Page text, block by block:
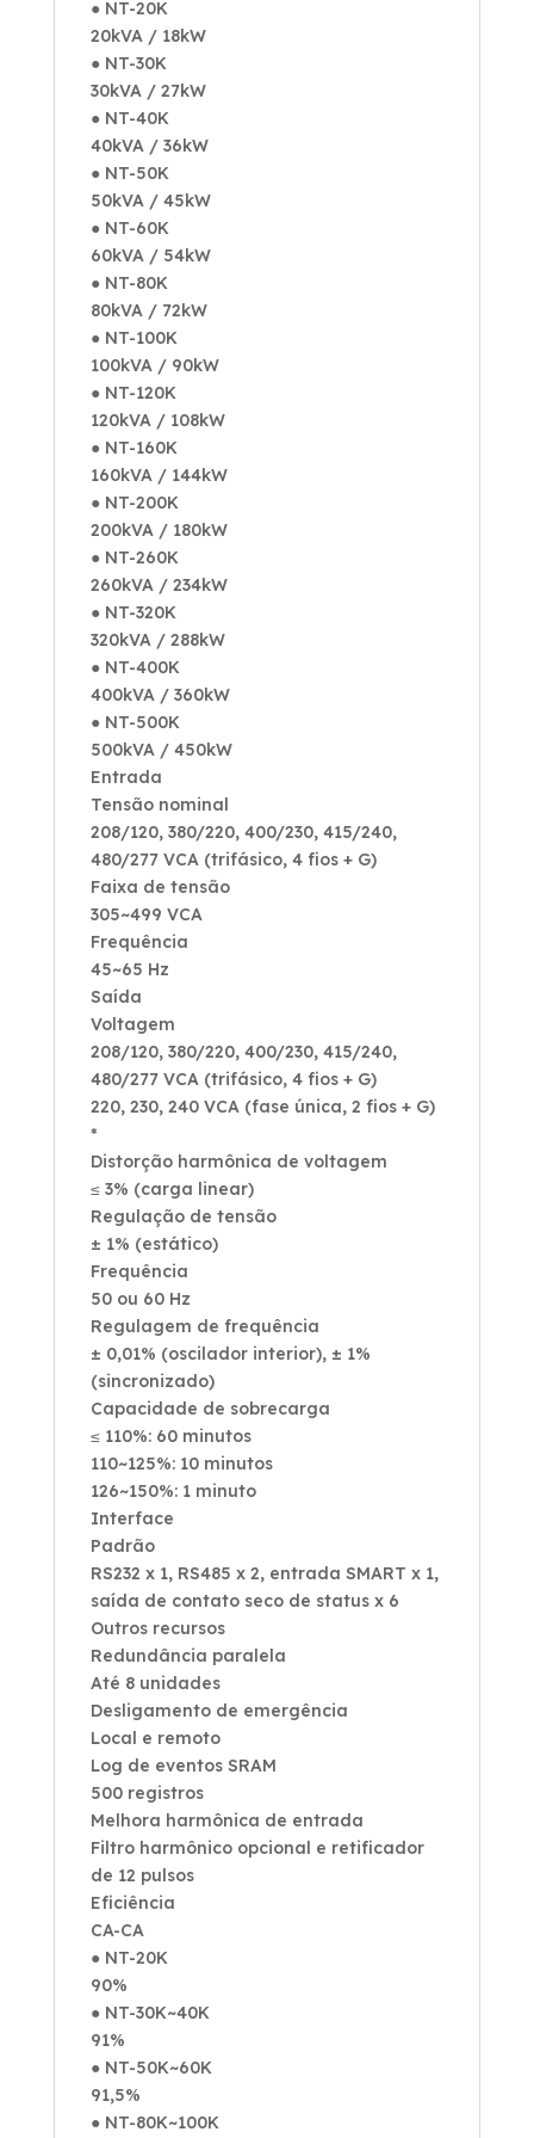
● NT-20K
20kVA / 18kW
● NT-30K
30kVA / 27kW
● NT-40K
40kVA / 36kW
● NT-50K
50kVA / 45kW
● NT-60K
60kVA / 54kW
● NT-80K
80kVA / 72kW
● NT-100K
100kVA / 90kW
● NT-120K
120kVA / 108kW
● NT-160K
160kVA / 144kW
● NT-200K
200kVA / 180kW
● NT-260K
260kVA / 234kW
● NT-320K
320kVA / 288kW
● NT-400K
400kVA / 360kW
● NT-500K
500kVA / 450kW
Entrada
Tensão nominal
208/120, 380/220, 400/230, 415/240,
480/277 VCA (trifásico, 4 fios + G)
Faixa de tensão
305~499 VCA
Frequência
45~65 Hz
Saída
Voltagem
208/120, 380/220, 400/230, 415/240,
480/277 VCA (trifásico, 4 fios + G)
220, 230, 240 VCA (fase única, 2 fios + G)
*
Distorção harmônica de voltagem
≤ 3% (carga linear)
Regulação de tensão
± 1% (estático)
Frequência
50 ou 60 Hz
Regulagem de frequência
± 0,01% (oscilador interior), ± 1%
(sincronizado)
Capacidade de sobrecarga
≤ 110%: 60 minutos
110~125%: 10 minutos
126~150%: 1 minuto
Interface
Padrão
RS232 x 1, RS485 x 2, entrada SMART x 1,
saída de contato seco de status x 6
Outros recursos
Redundância paralela
Até 8 unidades
Desligamento de emergência
Local e remoto
Log de eventos SRAM
500 registros
Melhora harmônica de entrada
Filtro harmônico opcional e retificador
de 12 pulsos
Eficiência
CA-CA
● NT-20K
90%
● NT-30K~40K
91%
● NT-50K~60K
91,5%
● NT-80K~100K